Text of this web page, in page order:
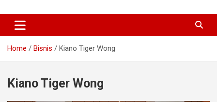
Home Bisnis Kiano Tiger Wong
Kiano Tiger Wong